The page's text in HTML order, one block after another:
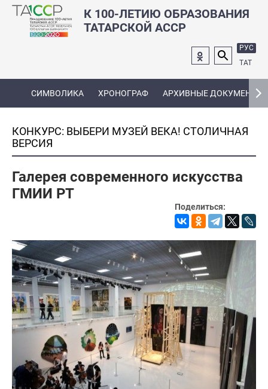
К 100-ЛЕТИЮ ОБРАЗОВАНИЯ
ТАТАРСКОЙ АССР
РУС
ТАТ
СИМВОЛИКА ХРОНОГРАФ АРХИВНЫЕ ДОКУМЕНТЫ
КОНКУРС: ВЫБЕРИ МУЗЕЙ ВЕКА! СТОЛИЧНАЯ
ВЕРСИЯ
Галерея современного искусства
ГМИИ РТ
Поделиться: